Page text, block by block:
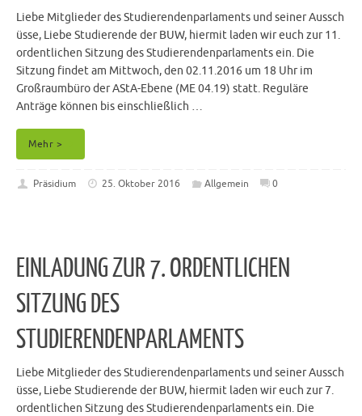
Liebe Mitglieder des Studierendenparlaments und seiner Aussch
üsse, Liebe Studierende der BUW, hiermit laden wir euch zur 11.
ordentlichen Sitzung des Studierendenparlaments ein. Die
Sitzung findet am Mittwoch, den 02.11.2016 um 18 Uhr im
Großraumbüro der AStA-Ebene (ME 04.19) statt. Reguläre
Anträge können bis einschließlich …
Mehr >
Präsidium 25. Oktober 2016 Allgemein 0
EINLADUNG ZUR 7. ORDENTLICHEN
SITZUNG DES
STUDIERENDENPARLAMENTS
Liebe Mitglieder des Studierendenparlaments und seiner Aussch
üsse, Liebe Studierende der BUW, hiermit laden wir euch zur 7.
ordentlichen Sitzung des Studierendenparlaments ein. Die